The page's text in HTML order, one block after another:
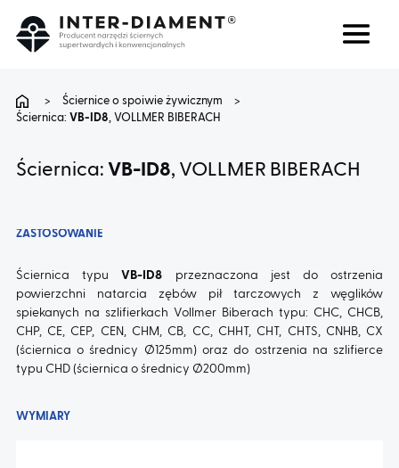
FAQ
KARIERA
> Ściernice o spoiwie żywicznym
>
Ściernica: VB-ID8, VOLLMER BIBERACH
Ściernica: VB-ID8, VOLLMER BIBERACH
ZASTOSOWANIE
Ściernica typuVB-ID8 przeznaczona jest do ostrzenia
powierzchni natarcia zębów pił tarczowych z węglików
spiekanych na szlifierkach Vollmer Biberach typu: CHC, CHCB,
CHP, CE, CEP, CEN, CHM, CB, CC, CHHT, CHT, CHTS, CNHB, CX
(ściernica o średnicy Ø125mm) oraz do ostrzenia na szlifierce
typu CHD (ściernica o średnicy Ø200mm)
WYMIARY